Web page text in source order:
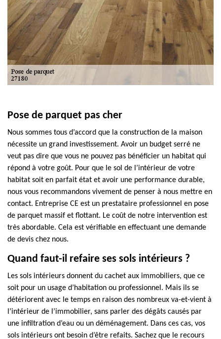
Pose de parquet pas cher
Nous sommes tous d’accord que la construction de la maison
nécessite un grand investissement. Avoir un budget serré ne
veut pas dire que vous ne pouvez pas bénéficier un habitat qui
répond à votre goût. Pour que le sol de l’intérieur de votre
habitat soit en parfait état et avoir une performance durable,
nous vous recommandons vivement de penser à nous mettre en
contact. Entreprise CE est un prestataire professionnel en pose
de parquet massif et flottant. Le coût de notre intervention est
très abordable. Cela est vérifiable en effectuant une demande
de devis chez nous.
Quand faut-il refaire ses sols intérieurs ?
Les sols intérieurs donnent du cachet aux immobiliers, que ce
soit pour un usage d’habitation ou professionnel. Mais ils se
détériorent avec le temps en raison des nombreux va-et-vient à
l’intérieur de l’immobilier, sans parler des dégâts causés par
une infiltration d’eau ou un déménagement. Dans ces cas, vos
sols intérieurs ont besoin d’être refaits. Sachez que le recours